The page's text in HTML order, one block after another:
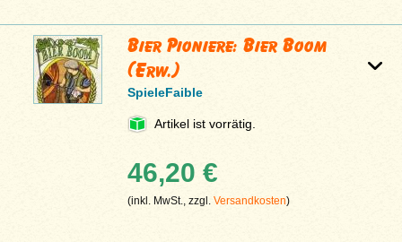
Bier Pioniere: Bier Boom
(Erw.)
SpieleFaible
Artikel ist vorrätig.
46,20 €
(inkl. MwSt., zzgl.Versandkosten)